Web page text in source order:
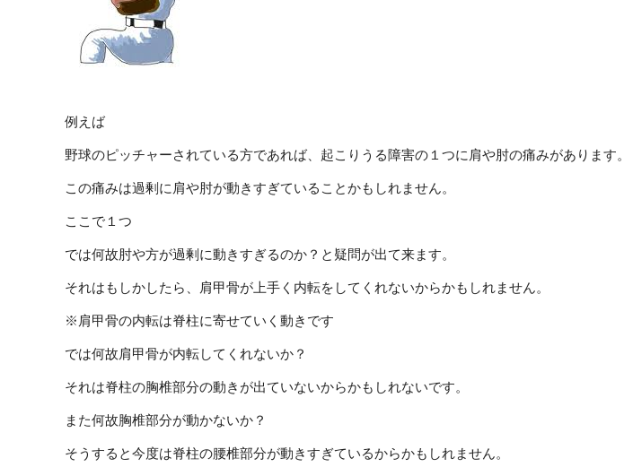
例えば
野球のピッチャーされている方であれば、起こりうる障害の１つに肩や肘の痛みがあります。
この痛みは過剰に肩や肘が動きすぎていることかもしれません。
ここで１つ
では何故肘や方が過剰に動きすぎるのか？と疑問が出て来ます。
それはもしかしたら、肩甲骨が上手く内転をしてくれないからかもしれません。
※肩甲骨の内転は脊柱に寄せていく動きです
では何故肩甲骨が内転してくれないか？
それは脊柱の胸椎部分の動きが出ていないからかもしれないです。
また何故胸椎部分が動かないか？
そうすると今度は脊柱の腰椎部分が動きすぎているからかもしれません。